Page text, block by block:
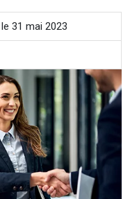
31 mai 2023